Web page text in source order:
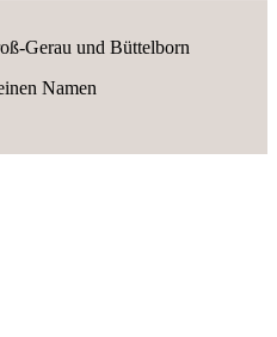
Gerau und Büttelborn
Namen